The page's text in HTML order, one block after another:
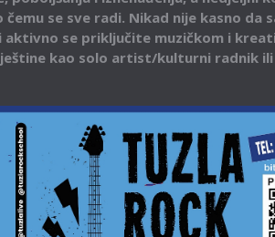
se sve radi. Nikad nije kasno da
se priključite muzičkom i
kao solo artist/kulturni radnik